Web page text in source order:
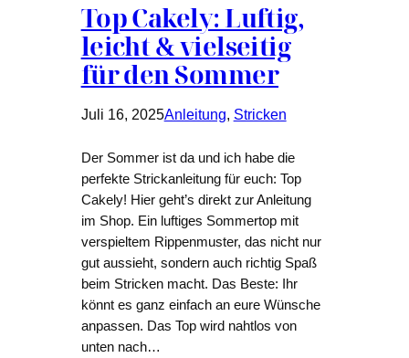
Top Cakely: Luftig,
leicht & vielseitig
für den Sommer
Juli 16, 2025Anleitung, Stricken
Der Sommer ist da und ich habe die
perfekte Strickanleitung für euch: Top
Cakely! Hier geht’s direkt zur Anleitung
im Shop. Ein luftiges Sommertop mit
verspieltem Rippenmuster, das nicht nur
gut aussieht, sondern auch richtig Spaß
beim Stricken macht. Das Beste: Ihr
könnt es ganz einfach an eure Wünsche
anpassen. Das Top wird nahtlos von
unten nach…